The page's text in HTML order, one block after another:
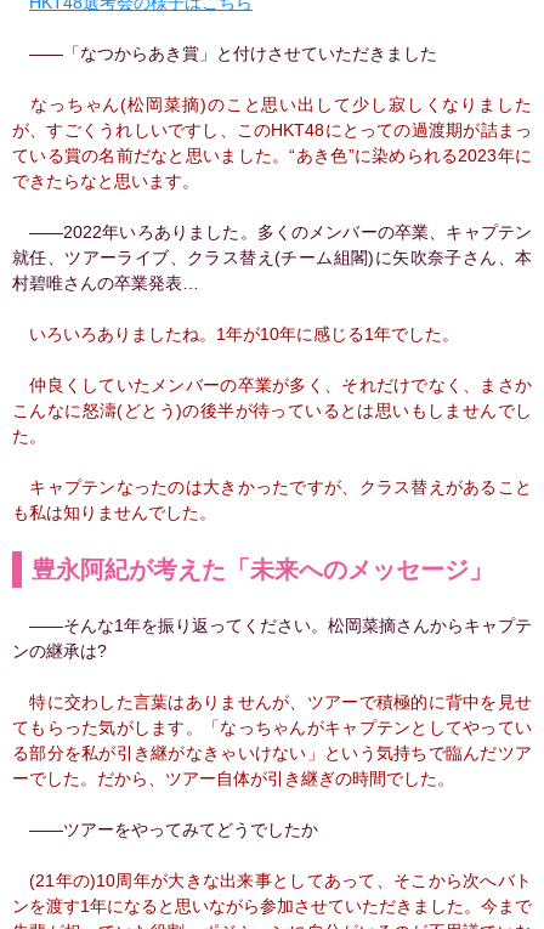
――「なつからあき賞」と付けさせていただきました
なっちゃん(松岡菜摘)のこと思い出して少し寂しくなりました
が、すごくうれしいですし、このHKT48にとっての過渡期が詰まっ
ている賞の名前だなと思いました。“あき色”に染められる2023年に
できたらなと思います。
――2022年いろありました。多くのメンバーの卒業、キャプテン
就任、ツアーライブ、クラス替え(チーム組閣)に矢吹奈子さん、本
村碧唯さんの卒業発表…
いろいろありましたね。1年が10年に感じる1年でした。
仲良くしていたメンバーの卒業が多く、それだけでなく、まさか
こんなに怒濤(どとう)の後半が待っているとは思いもしませんでし
た。
キャプテンなったのは大きかったですが、クラス替えがあること
も私は知りませんでした。
豊永阿紀が考えた「未来へのメッセージ」
――そんな1年を振り返ってください。松岡菜摘さんからキャプテ
ンの継承は?
特に交わした言葉はありませんが、ツアーで積極的に背中を見せ
てもらった気がします。「なっちゃんがキャプテンとしてやってい
る部分を私が引き継がなきゃいけない」という気持ちで臨んだツア
ーでした。だから、ツアー自体が引き継ぎの時間でした。
――ツアーをやってみてどうでしたか
(21年の)10周年が大きな出来事としてあって、そこから次へバト
ンを渡す1年になると思いながら参加させていただきました。今まで